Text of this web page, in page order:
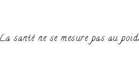
santé ne se mesure pas au